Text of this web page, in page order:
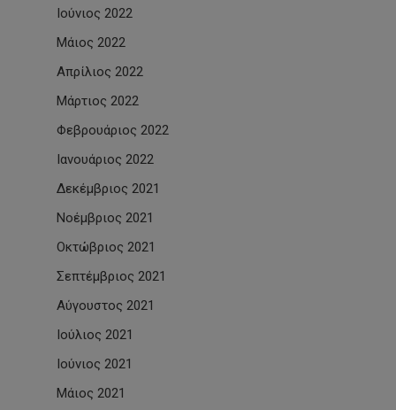
Ιούνιος 2022
Μάιος 2022
Απρίλιος 2022
Μάρτιος 2022
Φεβρουάριος 2022
Ιανουάριος 2022
Δεκέμβριος 2021
Νοέμβριος 2021
Οκτώβριος 2021
Σεπτέμβριος 2021
Αύγουστος 2021
Ιούλιος 2021
Ιούνιος 2021
Μάιος 2021